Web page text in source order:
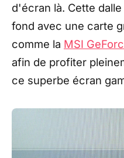
d'écran là. Cette
fond avec une carte
comme la MSI
afin de profiter
ce superbe écran